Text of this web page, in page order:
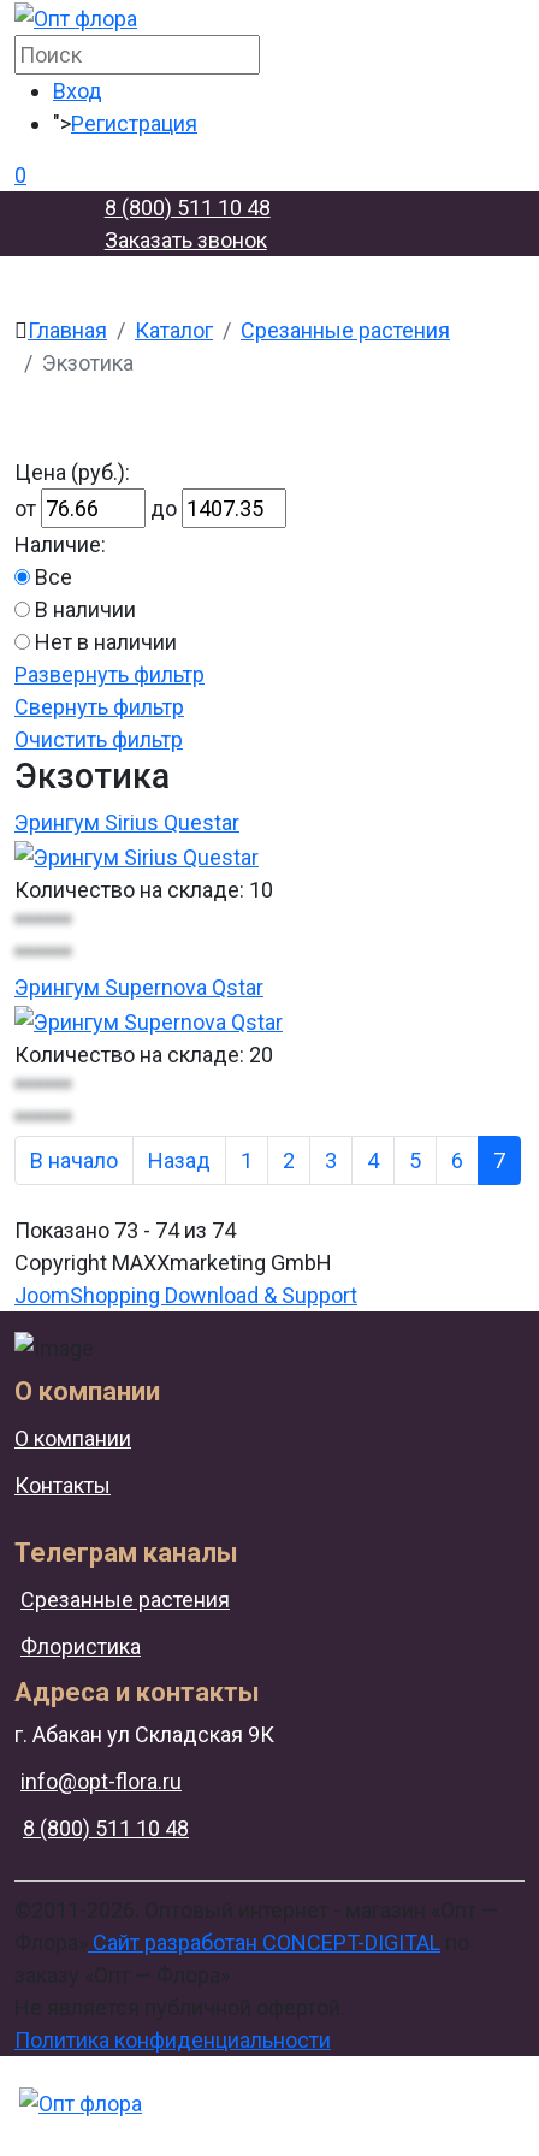
Вход
">Регистрация
0
8 (800) 511 10 48
Заказать звонок
Главная Каталог
Срезанные растения
Экзотика
Цена (руб.):
от
до
Наличие:
Все
В наличии
Нет в наличии
Развернуть фильтр
Свернуть фильтр
Очистить фильтр
Экзотика
Эрингум Sirius Questar
Количество на складе: 10
******
******
Эрингум Supernova Qstar
Количество на складе: 20
******
******
В начало
Назад 1 2 3 4 5 6 7
Показано 73 - 74 из 74
Copyright MAXXmarketing GmbH
JoomShopping Download & Support
О компании
О компании
Контакты
Телеграм каналы
Срезанные растения
Флористика
Адреса и контакты
г. Абакан ул Складская 9К
info@opt-flora.ru
8 (800) 511 10 48
Сайт разработан CONCEPT-DIGITAL
Политика конфиденциальности